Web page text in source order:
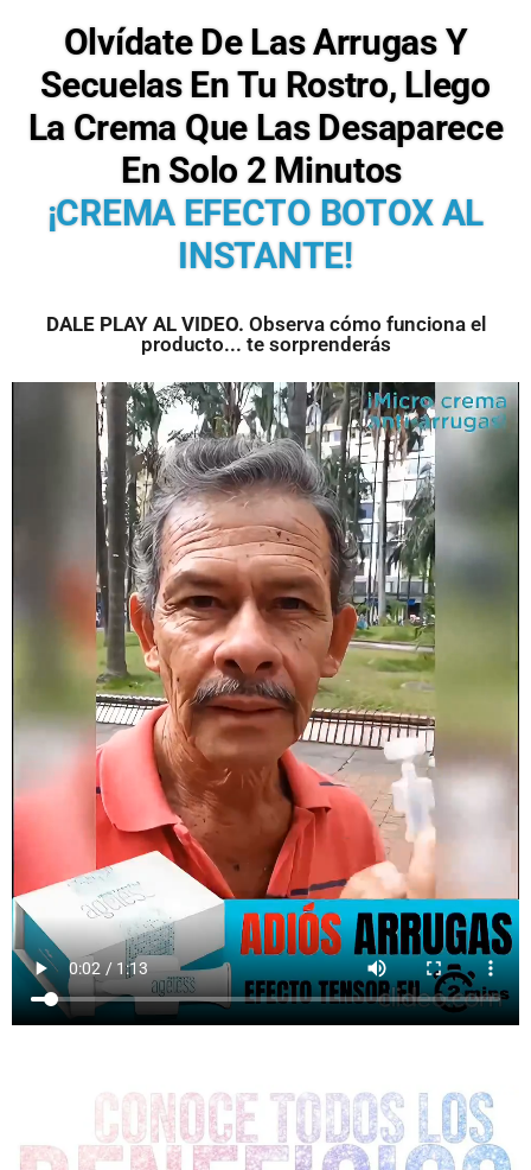
Olvídate De Las Arrugas Y
Secuelas En Tu Rostro, Llego
La Crema Que Las Desaparece
En Solo 2 Minutos
¡CREMA EFECTO BOTOX AL
INSTANTE!
DALE PLAY AL VIDEO. Observa cómo funciona el
producto... te sorprenderás